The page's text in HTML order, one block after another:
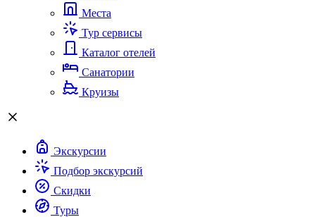
Места
Тур сервисы
Каталог отелей
Санатории
Круизы
Экскурсии
Подбор экскурсий
Скидки
Туры